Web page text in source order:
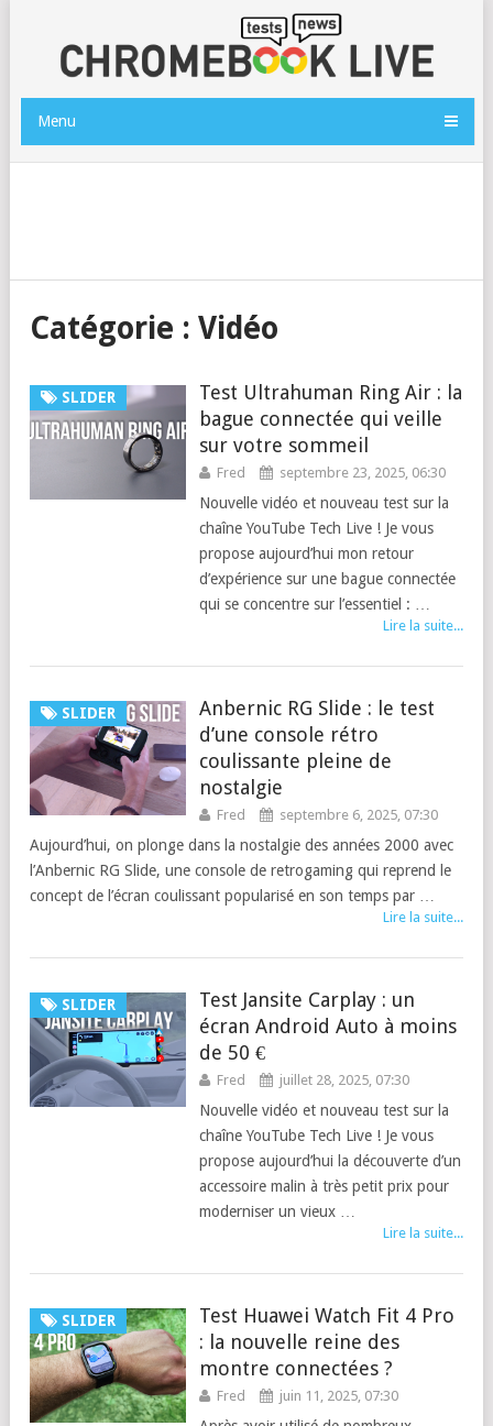
Menu
Catégorie : Vidéo
SLIDER
Test Ultrahuman Ring Air : la
bague connectée qui veille
sur votre sommeil
Fred septembre 23, 2025, 06:30
Nouvelle vidéo et nouveau test sur la
chaîne YouTube Tech Live ! Je vous
propose aujourd’hui mon retour
d’expérience sur une bague connectée
qui se concentre sur l’essentiel : …
Lire la suite...
SLIDER
Anbernic RG Slide : le test
d’une console rétro
coulissante pleine de
nostalgie
Fred septembre 6, 2025, 07:30
Aujourd’hui, on plonge dans la nostalgie des années 2000 avec
l’Anbernic RG Slide, une console de retrogaming qui reprend le
concept de l’écran coulissant popularisé en son temps par …
Lire la suite...
SLIDER
Test Jansite Carplay : un
écran Android Auto à moins
de 50 €
Fred juillet 28, 2025, 07:30
Nouvelle vidéo et nouveau test sur la
chaîne YouTube Tech Live ! Je vous
propose aujourd’hui la découverte d’un
accessoire malin à très petit prix pour
moderniser un vieux …
Lire la suite...
SLIDER
Test Huawei Watch Fit 4 Pro
: la nouvelle reine des
montre connectées ?
Fred juin 11, 2025, 07:30